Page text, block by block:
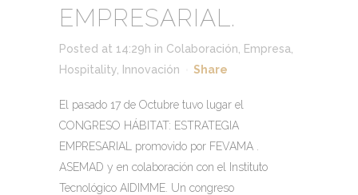
EMPRESARIAL.
Posted at 14:29h in Colaboración Empresa
Hospitality
Innovación Share
El pasado 17 de Octubre tuvo lugar el
CONGRESO HÁBITAT: ESTRATEGIA
EMPRESARIAL promovido por FEVAMA .
ASEMAD y en colaboración con el Instituto
Tecnológico AIDIMME. Un congreso